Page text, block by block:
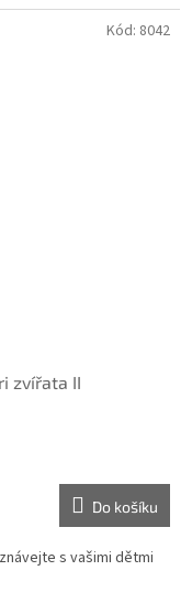
zvířata II
Do košíku
s vašimi dětmi
Kód: 8042